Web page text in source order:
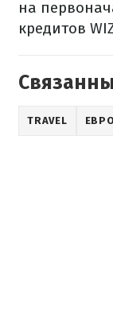
на
кредитов
TRAVEL